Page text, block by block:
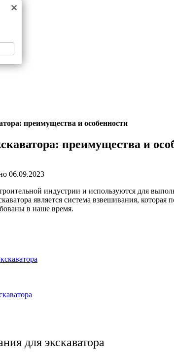
преимущества и особенности
преимущества и
06.09.2023
индустрии и используются для
является система взвешивания, которая
в наше время.
для экскаватора